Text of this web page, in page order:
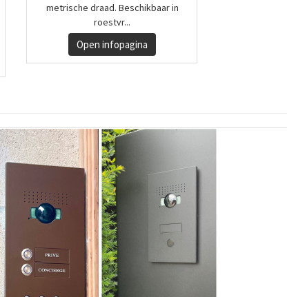
metrische draad. Beschikbaar in
roestvr...
Open infopagina